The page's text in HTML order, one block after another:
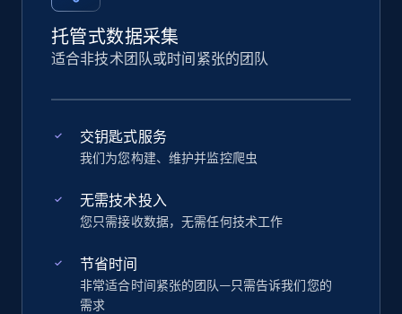
托管式数据采集
适合非技术团队或时间紧张的团队
交钥匙式服务
我们为您构建、维护并监控爬虫
无需技术投入
您只需接收数据，无需任何技术工作
节省时间
非常适合时间紧张的团队—只需告诉我们您的
需求